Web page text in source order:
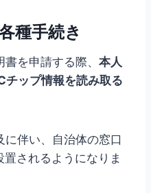
種手続き
を申請する際、 本人
チップ情報を読み取る
伴い、自治体の窓口
されるようになりま